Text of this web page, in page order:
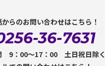
らのお問い合わせはこちら！
36-7631
9：00～17：00 土日祝日除く